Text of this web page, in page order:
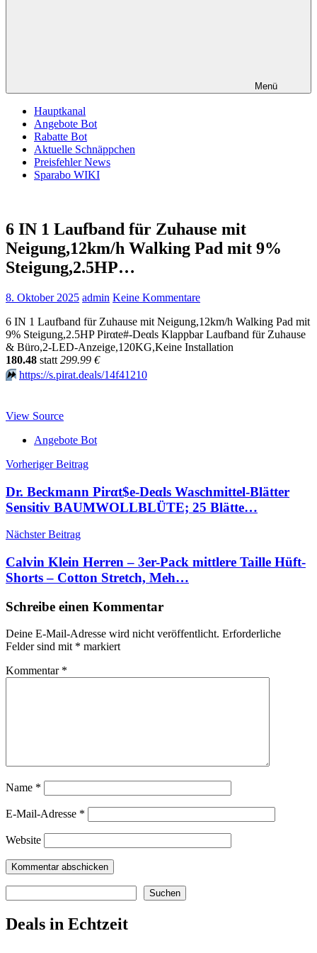
Menü
Hauptkanal
Angebote Bot
Rabatte Bot
Aktuelle Schnäppchen
Preisfehler News
Sparabo WIKI
6 IN 1 Laufband für Zuhause mit
Neigung,12km/h Walking Pad mit 9%
Steigung,2.5HP…
8. Oktober 2025 admin Keine Kommentare
6 IN 1 Laufband für Zuhause mit Neigung,12km/h Walking Pad mit
9% Steigung,2.5HP Pirαtе#-Dеαls Klappbar Laufband für Zuhause
& Büro,2-LED-Anzeige,120KG,Keine Installation
180.48 statt 299.99 €
⏩️ https://s.pirat.deals/14f41210
View Source
Angebote Bot
Beitragsnavigation
Vorheriger Beitrag
Dr. Beckmann Pirαt$е-Dеαls Waschmittel-Blätter
Sensitiv BAUMWOLLBLÜTE; 25 Blätte…
Nächster Beitrag
Calvin Klein Herren – 3er-Pack mittlere Taille Hüft-
Shorts – Cotton Stretch, Meh…
Schreibe einen Kommentar
Deine E-Mail-Adresse wird nicht veröffentlicht. Erforderliche
Felder sind mit * markiert
Kommentar *
Name *
E-Mail-Adresse *
Website
Suchen
Deals in Echtzeit